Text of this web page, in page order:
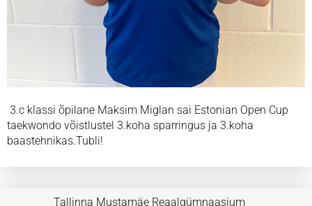
3.c klassi õpilane Maksim Miglan sai Estonian Open Cup
taekwondo võistlustel 3.koha sparringus ja 3.koha
baastehnikas.Tubli!
Tallinna Mustamäe Reaalgümnaasium